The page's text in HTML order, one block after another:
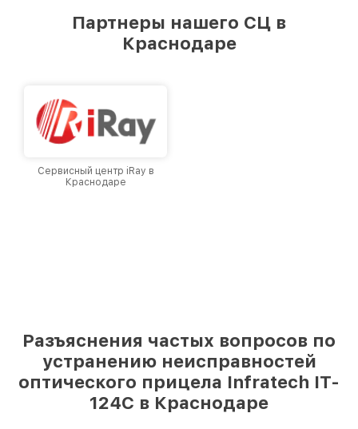
Партнеры нашего СЦ в
Краснодаре
Сервисный центр iRay в
Краснодаре
Разъяснения частых вопросов по
устранению неисправностей
оптического прицела Infratech IT-
124C в Краснодаре